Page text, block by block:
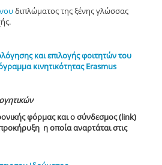
διπλώματος της ξένης γλώσσας
και επιλογής φοιτητών του
κινητικότητας Erasmus
φόρμας και ο σύνδεσμος (link)
η οποία αναρτάται στις